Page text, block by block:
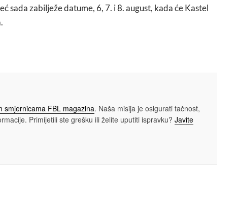
sada zabilježe datume, 6, 7. i 8. august, kada će Kastel
smjernicama FBL magazina. Naša misija je osigurati tačnost,
Primijetili ste grešku ili želite uputiti ispravku? Javite